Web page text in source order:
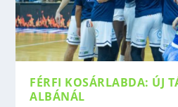
FÉRFI KOSÁRLABDA: ÚJ
ALBÁNÁL